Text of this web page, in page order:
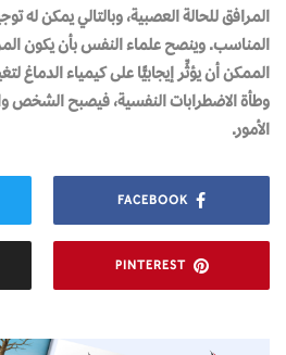
المرافق للحالة العصبية، وبالتالي يمكن له
المناسب. وينصح علماء النفس بأن يكون
الممكن أن يؤثِّر إيجابيًّا على كيمياء الدماغ
وطأة الاضطرابات النفسية، فيصبح الشخص
الأمور.
FACEBOOK
PINTEREST